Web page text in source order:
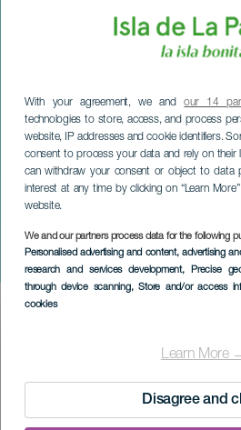
With your agreement, we andour 14
technologies to store, access, and process
website, IP addresses and cookie identifiers.
consent to process your data and rely on their
can withdraw your consent or object to data
interest at any time by clicking on “Learn
website.
We and our partners process data for the following
Personalised advertising and content, advertising
research and services development, Precise
through device scanning, Store and/or access
cookies
Learn More
Disagree and
Origanika
LA PALMA
Imagen